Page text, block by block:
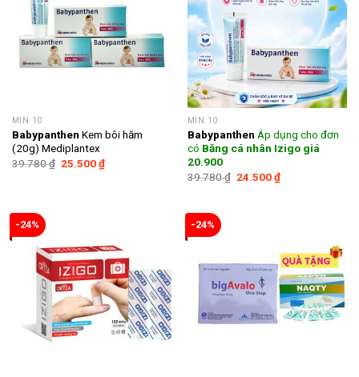
MIN 10
Babypanthen Kem bôi hăm
(20g) Mediplantex
39.780₫ Giá
25.500₫Giá
hiện
MIN 10
Babypanthen Áp dụng cho đơn
có Băng cá nhân Izigo giá
20.900
39.780₫ Giá
24.500₫Giá
hiện
-24% -24%